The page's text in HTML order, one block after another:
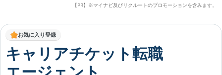
【PR】※マイナビ及びリクルートのプロモーションを含みます。
お気に入り登録
キャリアチケット転職